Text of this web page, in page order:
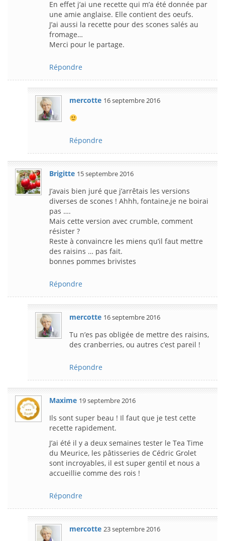
En effet j’ai une recette qui m’a été donnée par
une amie anglaise. Elle contient des oeufs.
J’ai aussi la recette pour des scones salés au
fromage…
Merci pour le partage.
Répondre
mercotte 16 septembre 2016
Répondre
Brigitte 15 septembre 2016
J’avais bien juré que j’arrêtais les versions
diverses de scones ! Ahhh, fontaine,je ne boirai
pas ….
Mais cette version avec crumble, comment
résister ?
Reste à convaincre les miens qu’il faut mettre
des raisins … pas fait.
bonnes pommes brivistes
Répondre
mercotte 16 septembre 2016
Tu n’es pas obligée de mettre des raisins,
des cranberries, ou autres c’est pareil !
Répondre
Maxime 19 septembre 2016
Ils sont super beau ! Il faut que je test cette
recette rapidement.
J’ai été il y a deux semaines tester le Tea Time
du Meurice, les pâtisseries de Cédric Grolet
sont incroyables, il est super gentil et nous a
accueillie comme des rois !
Répondre
mercotte 23 septembre 2016